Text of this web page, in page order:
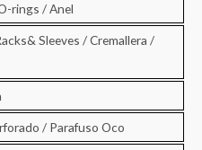
rings / Anel
Sleeves / Cremallera /
/ Parafuso Oco